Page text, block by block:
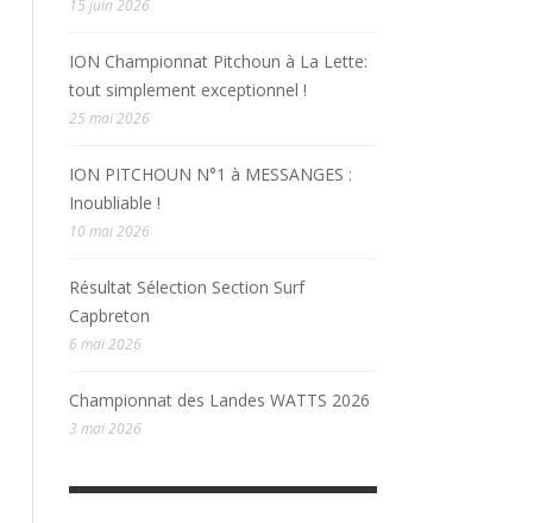
15 juin 2026
ION Championnat Pitchoun à La Lette:
tout simplement exceptionnel !
25 mai 2026
ION PITCHOUN N°1 à MESSANGES :
Inoubliable !
10 mai 2026
Résultat Sélection Section Surf
Capbreton
6 mai 2026
Championnat des Landes WATTS 2026
3 mai 2026